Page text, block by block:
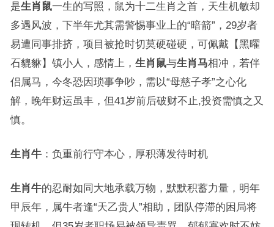
是生肖鼠一生的写照，鼠为十二生肖之首，天生机敏却
多遇风波，下半年尤其需警惕事业上的“暗箭”，29岁者
易遭同事排挤，项目被抢时切莫硬碰硬，可佩戴【黑曜
石貔貅】镇小人，感情上， 生肖鼠与生肖马相冲，若伴
侣属马，今冬恐因琐事争吵，需以“母慈子孝”之心化
解，晚年财运虽丰，但41岁前后破财不止,投资需慎之又
慎。
生肖牛：负重前行守本心，厚积薄发待时机
生肖牛的忍耐如同大地承载万物，默默积蓄力量，明年
甲辰年，属牛者逢“天乙贵人”相助，团队停滞的困局将